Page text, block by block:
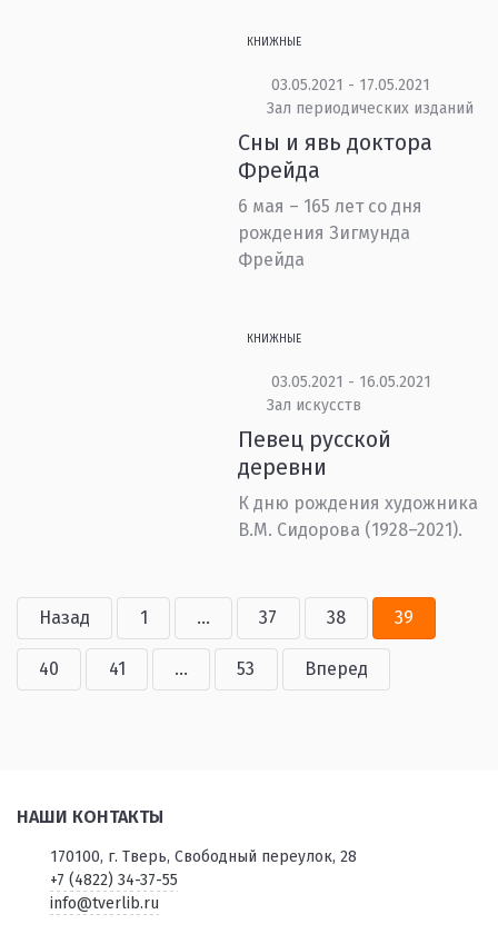
КНИЖНЫЕ
03.05.2021 - 17.05.2021
Зал периодических изданий
Сны и явь доктора
Фрейда
6 мая – 165 лет со дня
рождения Зигмунда
Фрейда
КНИЖНЫЕ
03.05.2021 - 16.05.2021
Зал искусств
Певец русской
деревни
К дню рождения художника
В.М. Сидорова (1928–2021).
Назад 1 ... 37 38 39
40 41 ... 53 Вперед
НАШИ КОНТАКТЫ
170100, г. Тверь, Свободный переулок, 28
+7 (4822) 34-37-55
info@tverlib.ru